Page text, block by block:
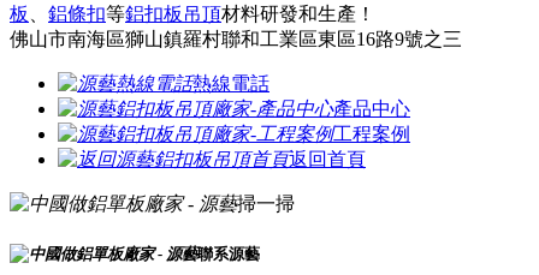
板
鋁條扣等鋁扣板吊頂材料研發和生產！
佛山市南海區獅山鎮羅村聯和工業區東區16路9號之三
熱線電話
產品中心
工程案例
返回首頁
掃一掃
聯系源藝